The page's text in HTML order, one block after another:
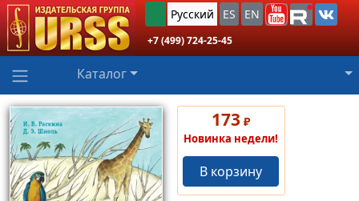
Русский ES EN
+7 (499) 724-25-45
Каталог
173 ₽
Новинка недели!
В корзину